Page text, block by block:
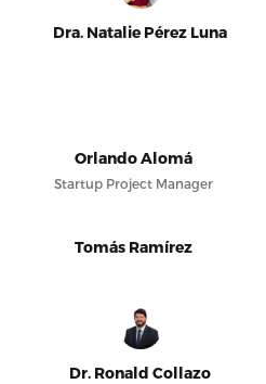
Dra. Natalie Pérez Luna
Orlando Alomá
Startup Project Manager
Tomás Ramírez
Dr. Ronald Collazo